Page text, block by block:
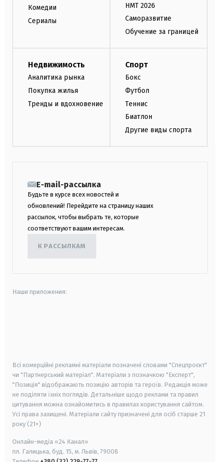
Комедии
Сериалы
НМТ 2026
Саморазвитие
Обучение за границей
Недвижимость
Аналитика рынка
Покупка жилья
Тренды и вдохновение
Спорт
Бокс
Футбол
Теннис
Биатлон
Другие виды спорта
E-mail-рассылка
Будьте в курсе всех новостей и
обновлений! Перейдите на страницу наших
рассылок, чтобы выбрать те, которые
соответствуют вашим интересам.
К РАССЫЛКАМ
Наши приложения:
Всі комерційні рекламні матеріали позначені словами "Спецпроєкт"
чи "Партнерський матеріал". Матеріали з позначкою "Експерт",
"Позиція" відображають позицію авторів та героїв. Редакція може
не поділяти їхніх поглядів. Детальніше щодо реклами та правил
цитування можна ознайомитись в правилах користування сайтом.
Усі права захищені. Матеріали сайту призначені для осіб старше 21
року (21+)
Онлайн-медіа «24 Канал»
пл. Галицька, буд. 15, м. Львів, 79008